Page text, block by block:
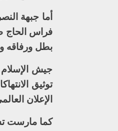
أما جبهة
فراس الحاج
بطل ورفاقه
جيش الإسلام
توثيق
الإعلان
كما مارست